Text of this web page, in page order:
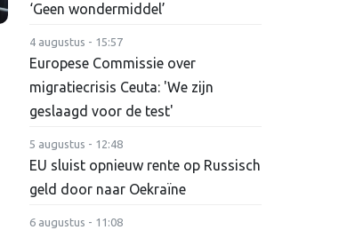
‘Geen wondermiddel’
4 augustus - 15:57
Europese Commissie over
migratiecrisis Ceuta: 'We zijn
geslaagd voor de test'
5 augustus - 12:48
EU sluist opnieuw rente op Russisch
geld door naar Oekraïne
6 augustus - 11:08